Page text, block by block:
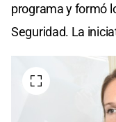
programa y formó
Seguridad. La